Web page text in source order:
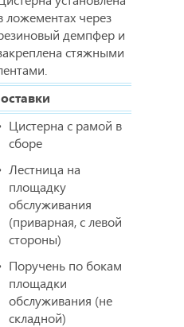
ложементах через
демпфер и
стяжными
Цистерна с рамой в
сборе
Лестница на
площадку
обслуживания
(приварная, с левой
стороны)
Поручень по бокам
площадки
обслуживания (не
складной)